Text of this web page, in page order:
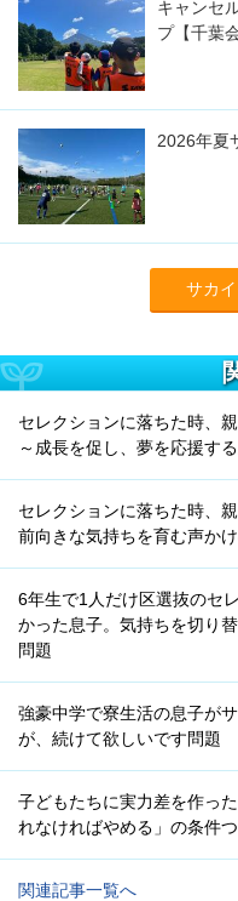
キャンセ
プ【千葉
2026年夏
サカ
セレクションに落ちた時、
～成長を促し、夢を応援す
セレクションに落ちた時、
前向きな気持ちを育む声か
6年生で1人だけ区選抜のセ
かった息子。気持ちを切り
問題
強豪中学で寮生活の息子が
が、続けて欲しいです問題
子どもたちに実力差を作っ
れなければやめる」の条件
関連記事一覧へ